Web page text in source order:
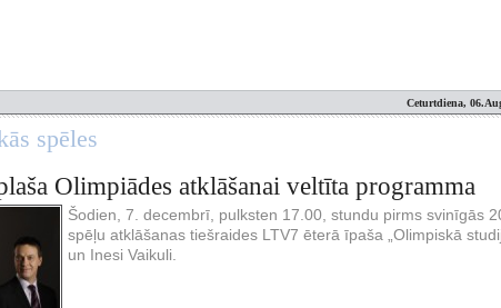
Ceturtdiena,
spēles
Olimpiādes atklāšanai veltīta programma
Šodien, 7. decembrī, pulksten 17.00, stundu pirms svinīgās
spēļu atklāšanas tiešraides LTV7 ēterā īpaša „Olimpiskā
un Inesi Vaikuli.